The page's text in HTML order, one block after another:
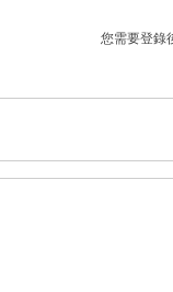
您需要登錄